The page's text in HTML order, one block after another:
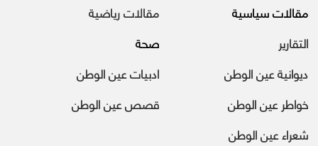
مقالات سياسية
مقالات رياضية
التقارير
صحة
ديوانية عين الوطن
ادبيات عين الوطن
خواطر عين الوطن
قصص عين الوطن
شعراء عين الوطن